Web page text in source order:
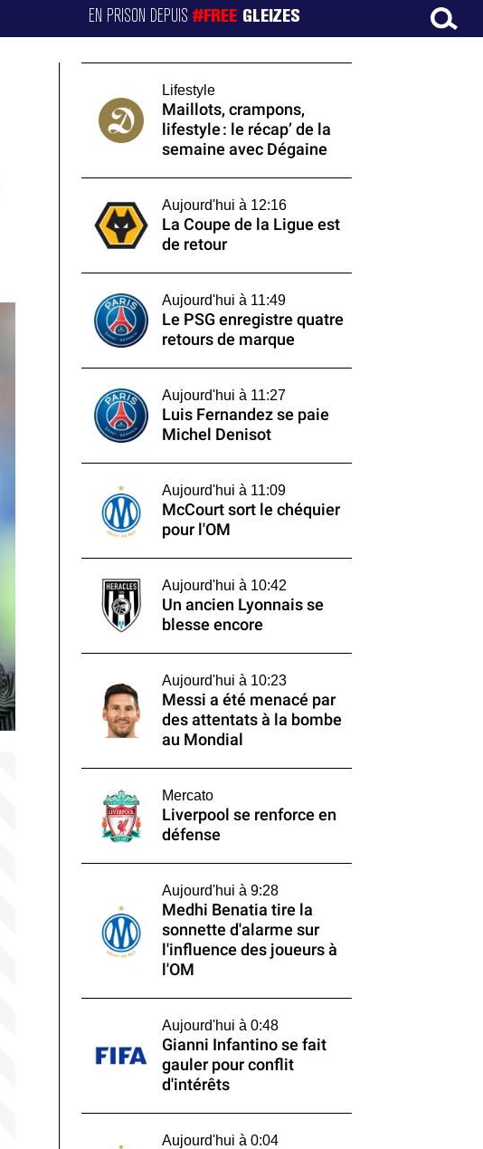
EN PRISON DEPUIS#FREE GLEIZES
Lifestyle
Maillots, crampons,
lifestyle : le récap’ de la
semaine avec Dégaine
Aujourd'hui à 12:16
La Coupe de la Ligue est
de retour
Aujourd'hui à 11:49
Le PSG enregistre quatre
retours de marque
Aujourd'hui à 11:27
Luis Fernandez se paie
Michel Denisot
Aujourd'hui à 11:09
McCourt sort le chéquier
pour l'OM
Aujourd'hui à 10:42
Un ancien Lyonnais se
blesse encore
Aujourd'hui à 10:23
Messi a été menacé par
des attentats à la bombe
au Mondial
Mercato
Liverpool se renforce en
défense
Aujourd'hui à 9:28
Medhi Benatia tire la
sonnette d'alarme sur
l'influence des joueurs à
l'OM
Aujourd'hui à 0:48
Gianni Infantino se fait
gauler pour conflit
d'intérêts
Aujourd'hui à 0:04